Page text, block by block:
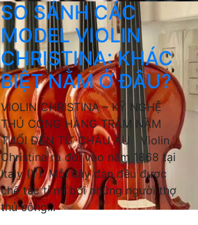
SO SÁNH CÁC
MODEL VIOLIN
CHRISTINA: KHÁC
BIỆT NẰM Ở ĐÂU?
VIOLIN CHRISTINA – KỸ NGHỆ
THỦ CÔNG HÀNG TRĂM NĂM
TUỔI ĐẾN TỪ CHÂU ÂU Violin
Christina ra đời vào năm 1868 tại
Italy (Ý). Mỗi cây đàn đều được
chế tác tỉ mỉ bởi những người thợ
thủ công...